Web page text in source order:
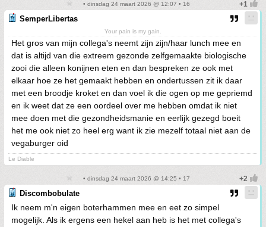
• dinsdag 24 maart 2026 @ 12:07 • 16
SemperLibertas
Your pain is my gain.
Het gros van mijn collega's neemt zijn zijn/haar lunch mee en
dat is altijd van die extreem gezonde zelfgemaakte biologische
zooi die alleen konijnen eten en dan bespreken ze ook met
elkaar hoe ze het gemaakt hebben en ondertussen zit ik daar
met een broodje kroket en dan voel ik die ogen op me gepriemd
en ik weet dat ze een oordeel over me hebben omdat ik niet
mee doen met die gezondheidsmanie en eerlijk gezegd boeit
het me ook niet zo heel erg want ik zie mezelf totaal niet aan de
vegaburger oid
Le Diable
• dinsdag 24 maart 2026 @ 14:25 • 17
Discombobulate
Ik neem m'n eigen boterhammen mee en eet zo simpel
mogelijk. Als ik ergens een hekel aan heb is het met collega's